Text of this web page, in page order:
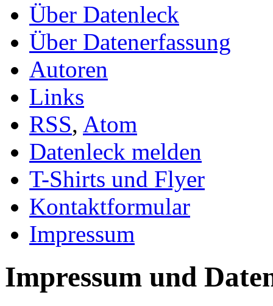
Über Datenleck
Über Datenerfassung
Autoren
Links
RSS, Atom
Datenleck melden
T-Shirts und Flyer
Kontaktformular
Impressum
Impressum und